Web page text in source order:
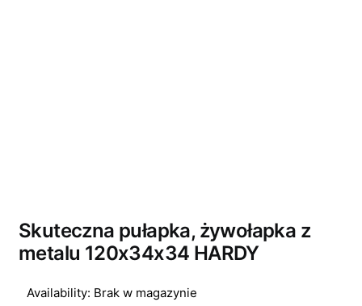
Skuteczna pułapka, żywołapka z
metalu 120x34x34 HARDY
Availability: Brak w magazynie